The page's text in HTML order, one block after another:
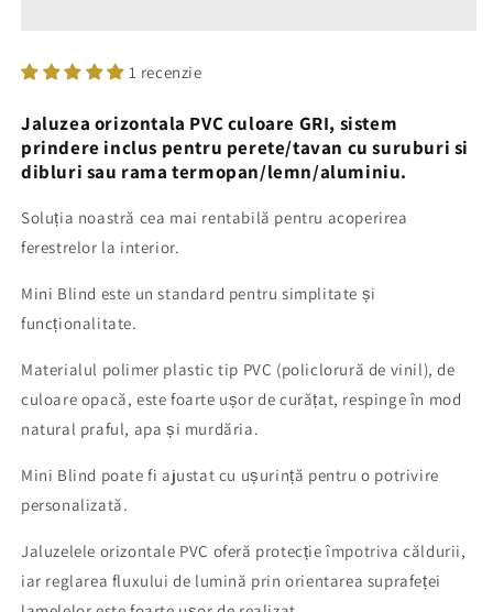
Lungime
(stanga-
=
65
cm
(stanga-
=
65
cm
1 recenzie
Jaluzea orizontala PVC culoare GRI, sistem
prindere inclus pentru perete/tavan cu suruburi si
dibluri sau rama termopan/lemn/aluminiu.
Soluția noastră cea mai rentabilă pentru acoperirea
ferestrelor la interior.
Mini Blind este un standard pentru simplitate și
funcționalitate.
Materialul polimer plastic tip PVC (policlorură de vinil), de
culoare opacă, este foarte ușor de curățat, respinge în mod
natural praful, apa și murdăria.
Mini Blind poate fi ajustat cu ușurință pentru o potrivire
personalizată.
Jaluzelele orizontale PVC oferă protecție împotriva căldurii,
iar reglarea fluxului de lumină prin orientarea suprafeței